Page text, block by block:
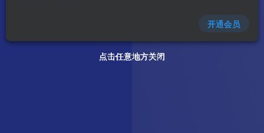
点击任意地方关闭
点击任意地方关闭
点击任意地方关闭
点击任意地方关闭
开通会员